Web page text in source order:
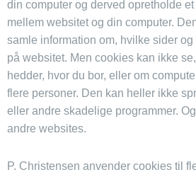
din computer og derved opretholde
mellem websitet og din computer.
samle information om, hvilke sider
på websitet. Men cookies kan ikke
hedder, hvor du bor, eller om
flere personer. Den kan heller ikke
eller andre skadelige programmer.
andre websites.
P. Christensen anvender cookies til